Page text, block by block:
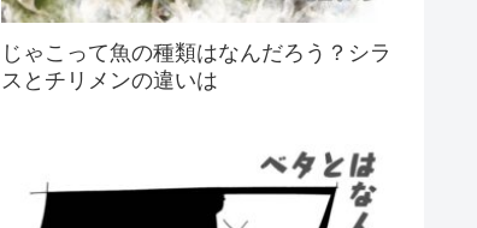
じゃこって魚の種類はなんだろう？シラ
スとチリメンの違いは